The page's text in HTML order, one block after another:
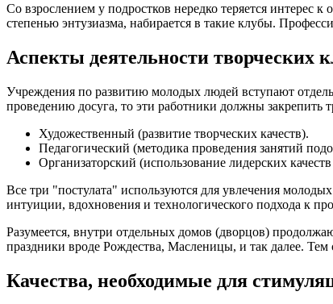
Со взрослением у подростков нередко теряется
степенью энтузиазма, набирается в такие клубы.
Аспекты деятельности творческих
Учреждения по развитию молодых людей вступают
проведению досуга, то эти работники должны закрепить
Художественный (развитие творческих качеств).
Педагогический (методика проведения занятий
Организаторский (использование лидерских
Все три "постулата" используются для увлечения
интуиции, вдохновения и технологического подхода к
Разумеется, внутри отдельных домов (дворцов)
праздники вроде Рождества, Масленицы, и так далее. Тем
Качества, необходимые для